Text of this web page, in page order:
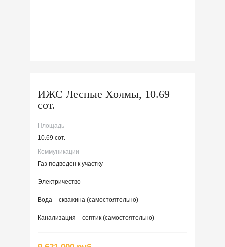
ИЖС Лесные Холмы, 10.69
сот.
Площадь
10.69 сот.
Коммуникации
Газ подведен к участку
Электричество
Вода – скважина (самостоятельно)
Канализация – септик (самостоятельно)